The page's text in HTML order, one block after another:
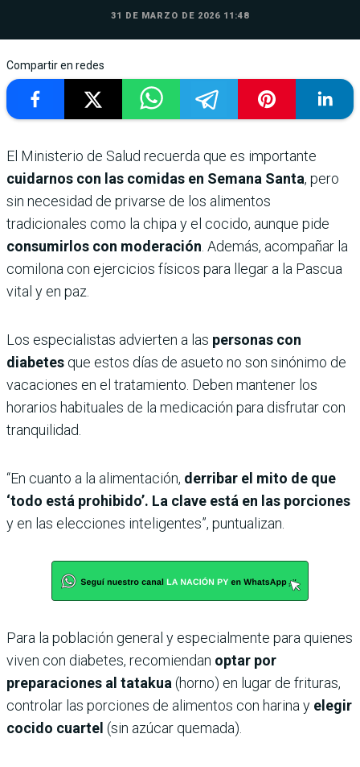
31 DE MARZO DE 2026 11:48
Compartir en redes
El Ministerio de Salud recuerda que es importante
cuidarnos con las comidas en Semana Santa, pero
sin necesidad de privarse de los alimentos
tradicionales como la chipa y el cocido, aunque pide
consumirlos con moderación . Además, acompañar la
comilona con ejercicios físicos para llegar a la Pascua
vital y en paz.
Los especialistas advierten a las personas con
diabetes que estos días de asueto no son sinónimo de
vacaciones en el tratamiento. Deben mantener los
horarios habituales de la medicación para disfrutar con
tranquilidad.
“En cuanto a la alimentación, derribar el mito de que
‘todo está prohibido’. La clave está en las porciones
y en las elecciones inteligentes”, puntualizan.
Para la población general y especialmente para quienes
viven con diabetes, recomiendan optar por
preparaciones al tatakua (horno) en lugar de frituras,
controlar las porciones de alimentos con harina y elegir
cocido cuartel (sin azúcar quemada).